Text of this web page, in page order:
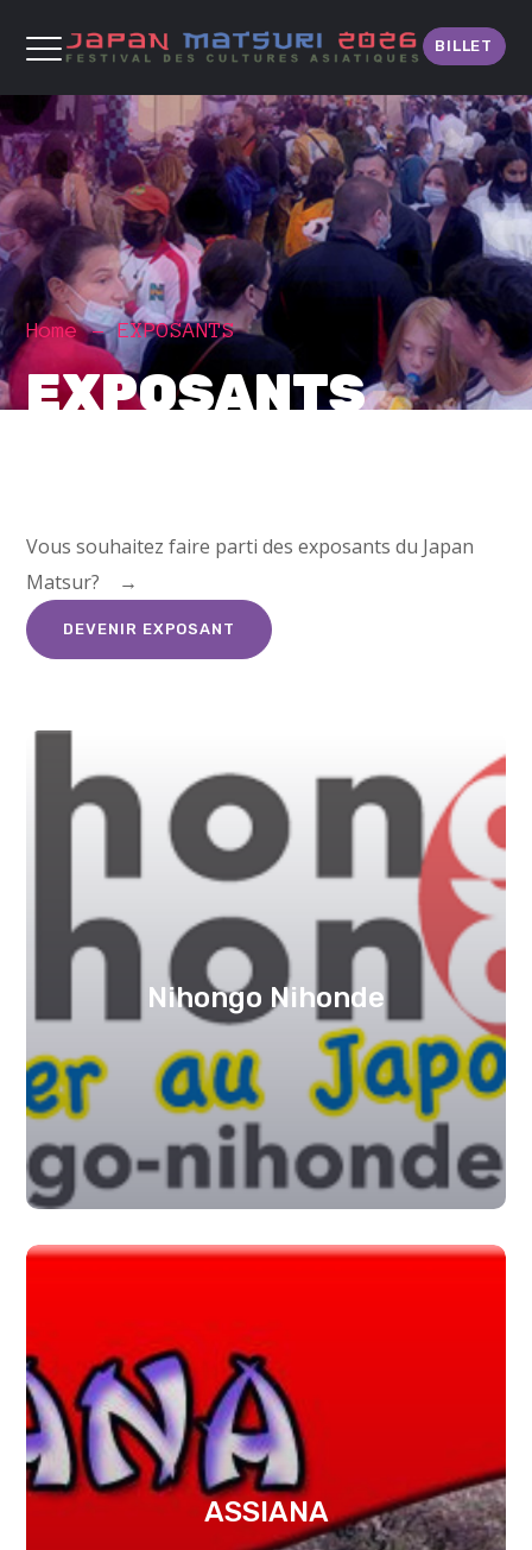
BILLET
Home EXPOSANTS
EXPOSANTS
Vous souhaitez faire parti des exposants du Japan
Matsur? →
DEVENIR EXPOSANT
Nihongo Nihonde
ASSIANA